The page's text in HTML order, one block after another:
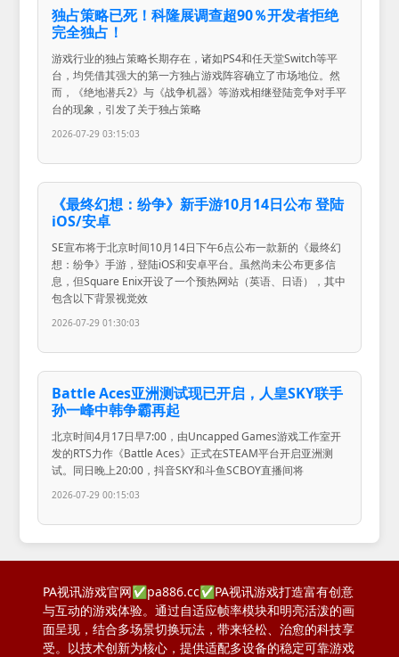
独占策略已死！科隆展调查超90％开发者拒绝
完全独占！
游戏行业的独占策略长期存在，诸如PS4和任天堂Switch等平
台，均凭借其强大的第一方独占游戏阵容确立了市场地位。然
而，《绝地潜兵2》与《战争机器》等游戏相继登陆竞争对手平
台的现象，引发了关于独占策略
2026-07-29 03:15:03
《最终幻想：纷争》新手游10月14日公布 登陆
iOS/安卓
SE宣布将于北京时间10月14日下午6点公布一款新的《最终幻
想：纷争》手游，登陆iOS和安卓平台。虽然尚未公布更多信
息，但Square Enix开设了一个预热网站（英语、日语），其中
包含以下背景视觉效
2026-07-29 01:30:03
Battle Aces亚洲测试现已开启，人皇SKY联手
孙一峰中韩争霸再起
北京时间4月17日早7:00，由Uncapped Games游戏工作室开
发的RTS力作《Battle Aces》正式在STEAM平台开启亚洲测
试。同日晚上20:00，抖音SKY和斗鱼SCBOY直播间将
2026-07-29 00:15:03
PA视讯游戏官网✅pa886.cc✅PA视讯游戏打造富有创意
与互动的游戏体验。通过自适应帧率模块和明亮活泼的画
面呈现，结合多场景切换玩法，带来轻松、治愈的科技享
受。以技术创新为核心，提供适配多设备的稳定可靠游戏